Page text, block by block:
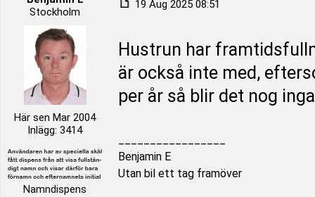
Stockholm
Här sen Mar 2004
Inlägg: 3414
Namndispens
19 Aug 2025 08:51
Hustrun har
är också inte med,
per år så blir det nog
Benjamin E
Utan bil ett tag framöver